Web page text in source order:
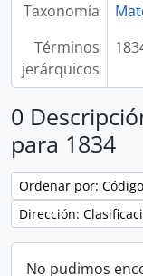
Taxonomía
Términos
jerárquicos
0
para 1834
Ordenar por:
Dirección:
No pudimos